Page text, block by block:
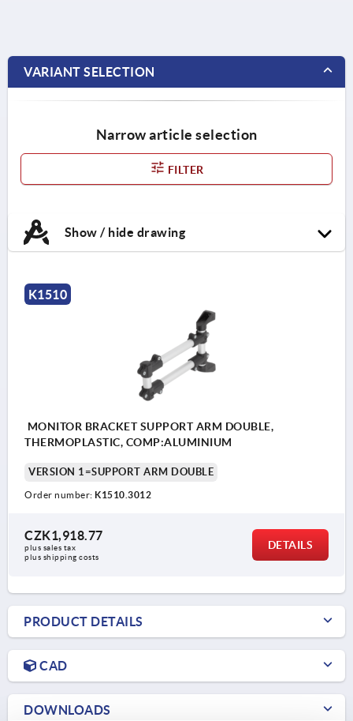
VARIANT SELECTION
Narrow article selection
FILTER
Show / hide drawing
K1510
MONITOR BRACKET SUPPORT ARM DOUBLE,
THERMOPLASTIC, COMP:ALUMINIUM
VERSION 1=SUPPORT ARM DOUBLE
Order number: K1510.3012
CZK1,918.77
plus sales tax
plus shipping costs
DETAILS
PRODUCT DETAILS
CAD
DOWNLOADS